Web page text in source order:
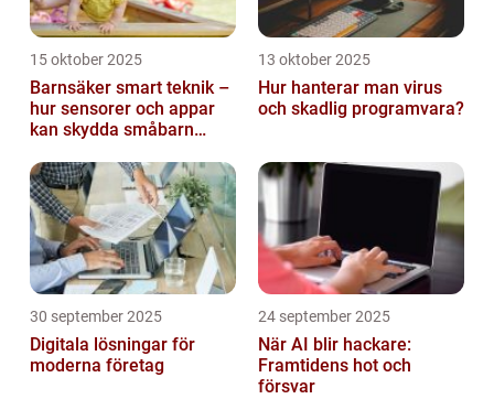
15 oktober 2025
Barnsäker smart teknik –
hur sensorer och appar
kan skydda småbarn
13 oktober 2025
Hur hanterar man virus
och skadlig programvara?
30 september 2025
Digitala lösningar för
moderna företag
24 september 2025
När AI blir hackare:
Framtidens hot och
försvar